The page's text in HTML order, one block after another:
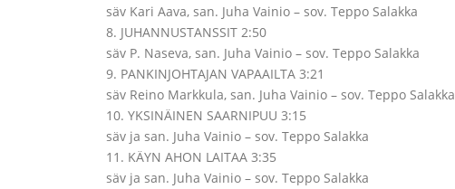
säv Kari Aava, san. Juha Vainio – sov. Teppo Salakka
8. JUHANNUSTANSSIT 2:50
säv P. Naseva, san. Juha Vainio – sov. Teppo Salakka
9. PANKINJOHTAJAN VAPAAILTA 3:21
säv Reino Markkula, san. Juha Vainio – sov. Teppo Salakka
10. YKSINÄINEN SAARNIPUU 3:15
säv ja san. Juha Vainio – sov. Teppo Salakka
11. KÄYN AHON LAITAA 3:35
säv ja san. Juha Vainio – sov. Teppo Salakka